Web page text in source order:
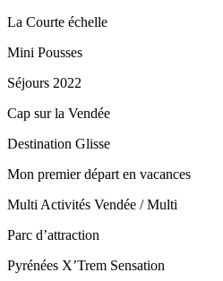
La Courte échelle
Mini Pousses
Séjours 2022
Cap sur la Vendée
Destination Glisse
Mon premier départ en vacances
Multi Activités Vendée / Multi
Parc d’attraction
Pyrénées X’Trem Sensation